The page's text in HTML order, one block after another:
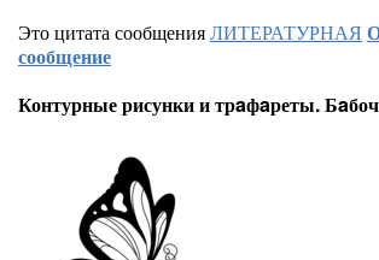
Это цитата сообщенияЛИТЕРАТУРНАЯ
сообщение
Контурные рисунки и трaфaреты.